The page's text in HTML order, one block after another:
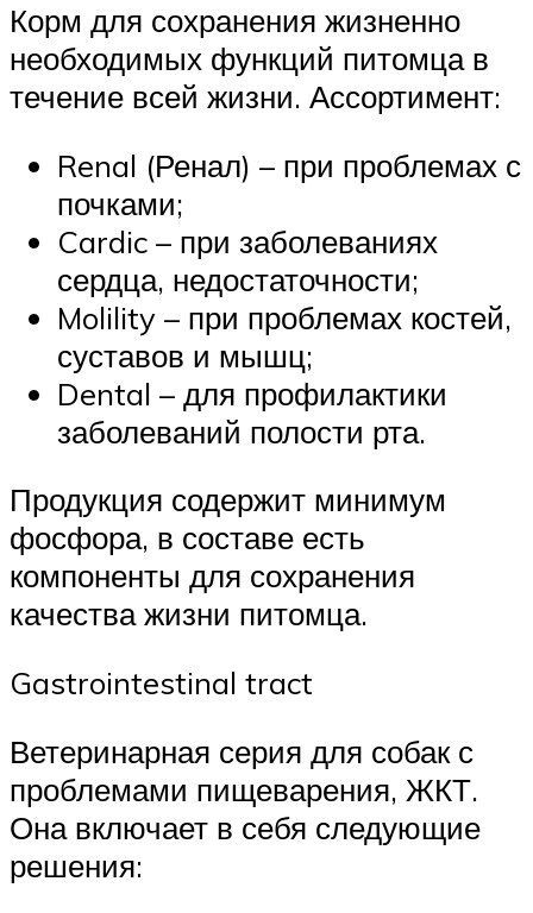
Корм для сохранения жизненно
необходимых функций питомца в
течение всей жизни. Ассортимент:
Renal (Ренал) – при проблемах с
почками;
Cardic – при заболеваниях
сердца, недостаточности;
Molility – при проблемах костей,
суставов и мышц;
Dental – для профилактики
заболеваний полости рта.
Продукция содержит минимум
фосфора, в составе есть
компоненты для сохранения
качества жизни питомца.
Gastrointestinal tract
Ветеринарная серия для собак с
проблемами пищеварения, ЖКТ.
Она включает в себя следующие
решения: